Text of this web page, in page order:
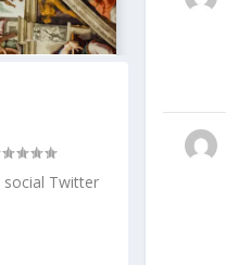
social Twitter